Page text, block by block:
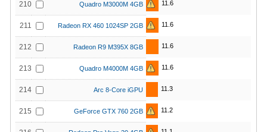
210 Quadro M3000M 4GB 11.6
211 Radeon RX 460 1024SP 2GB 11.6
212 Radeon R9 M395X 8GB 11.6
213 Quadro M4000M 4GB 11.6
214 Arc 8-Core iGPU 11.3
215 GeForce GTX 760 2GB 11.2